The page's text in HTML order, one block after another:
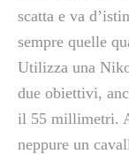
scatta e va
sempre quelle
Utilizza una
due obiettivi,
il 55 millimetri.
neppure un